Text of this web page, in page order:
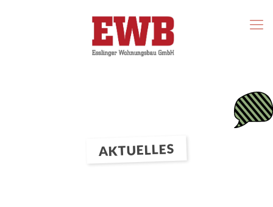
AKTUELLES